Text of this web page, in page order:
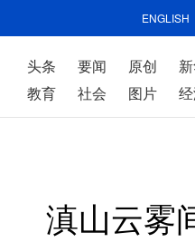
ENGLISH
头条 要闻 原创
教育
社会 图片
滇山云雾